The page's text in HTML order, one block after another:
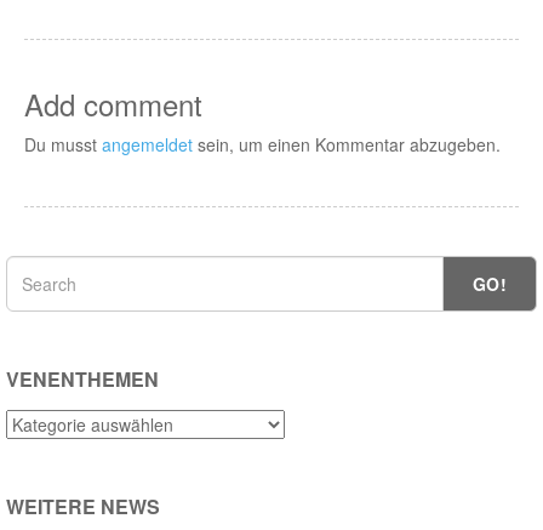
Add comment
Du musst angemeldet sein, um einen Kommentar abzugeben.
GO!
VENENTHEMEN
Venenthemen
WEITERE NEWS